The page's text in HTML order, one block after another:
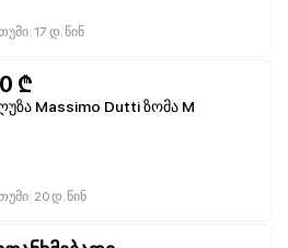
17 დ. წინ
₾
Massimo Dutti ზომა M
20 დ. წინ